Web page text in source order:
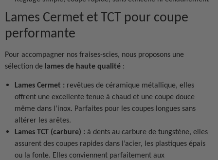
Lames Cermet et TCT pour coupe
performante
Pour accompagner nos fraises-scies, nous proposons une
sélection de lames de haute qualité :
Lames Cermet : revêtues de céramique métallique, elles
offrent une excellente tenue à chaud et une coupe douce
même dans l’inox. Parfaites pour les coupes longues sans
altérer les arêtes.
Lames TCT (carbure) : à dents au carbure de tungstène, elles
assurent des coupes rapides dans l’acier, les plastiques épais
ou la fonte. Elles conviennent parfaitement aux